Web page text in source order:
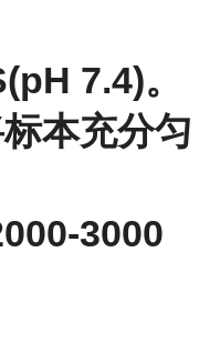
7.4)。
本充分匀
3000